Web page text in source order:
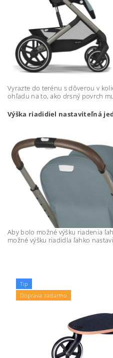
Vyrazte do terénu s dôverou v
ohľadu na to, ako drsný povrch
Výška riadidiel nastaviteľná
Aby bolo možné výšku riadenia
možné výšku riadidla ľahko
Tip
Doprava zadarmo